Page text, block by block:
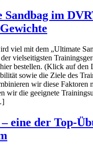
im
viel mit dem „Ultimate
vielseitigsten
bestellen. (Klick auf den
sowie die Ziele des
wir diese Faktoren
wir die geeignete
eine der Top-